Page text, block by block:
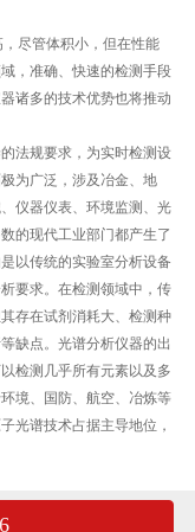
尽管体积小，但在性能
，准确、快速的检测手段
诸多的技术优势也将推动
法规要求，为实时检测设
为广泛，涉及冶金、地
仪器仪表、环境监测、光
的现代工业部门都产生了
以传统的实验室分析设备
要求。在检测领域中，传
存在试剂消耗大、检测种
缺点。光谱分析仪器的出
检测几乎所有元素以及多
境、国防、航空、冶炼等
光谱技术占据主导地位，